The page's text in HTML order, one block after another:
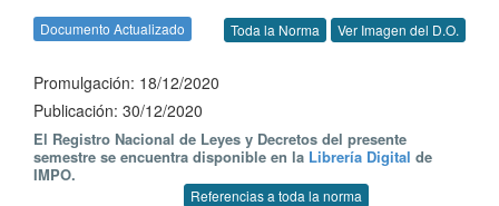
Documento Actualizado Toda la Norma Ver Imagen del D.O.
Promulgación: 18/12/2020
Publicación: 30/12/2020
El Registro Nacional de Leyes y Decretos del presente
semestre se encuentra disponible en la Librería Digital de
IMPO.
Referencias a toda la norma